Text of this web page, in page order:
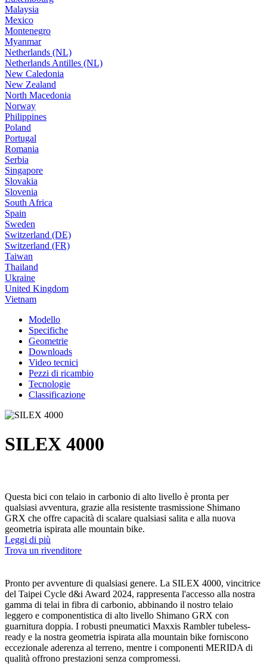
Malaysia
Mexico
Montenegro
Myanmar
Netherlands (NL)
Netherlands Antilles (NL)
New Caledonia
New Zealand
North Macedonia
Norway
Philippines
Poland
Portugal
Romania
Serbia
Singapore
Slovakia
Slovenia
South Africa
Spain
Sweden
Switzerland (DE)
Switzerland (FR)
Taiwan
Thailand
Ukraine
United Kingdom
Vietnam
Modello
Specifiche
Geometrie
Downloads
Video tecnici
Pezzi di ricambio
Tecnologie
Classificazione
SILEX 4000
Questa bici con telaio in carbonio di alto livello è pronta per
qualsiasi avventura, grazie alla resistente trasmissione Shimano
GRX che offre capacità di scalare qualsiasi salita e alla nuova
geometria ispirata alle mountain bike.
Leggi di più
Trova un rivenditore
Pronto per avventure di qualsiasi genere. La SILEX 4000, vincitrice
del Taipei Cycle d&i Award 2024, rappresenta l'accesso alla nostra
gamma di telai in fibra di carbonio, abbinando il nostro telaio
leggero e componentistica di alto livello Shimano GRX con
guarnitura doppia. I robusti pneumatici Maxxis Rambler tubeless-
ready e la nostra geometria ispirata alla mountain bike forniscono
eccezionale aderenza al terreno, mentre i componenti MERIDA di
qualità offrono prestazioni senza compromessi.